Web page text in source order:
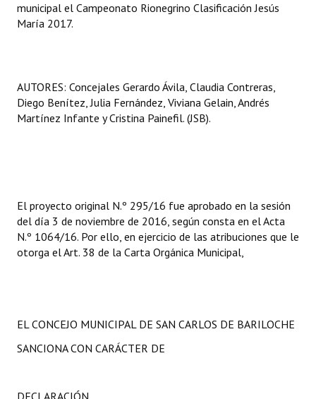
municipal el Campeonato Rionegrino Clasificación Jesús
María 2017.
AUTORES: Concejales Gerardo Ávila, Claudia Contreras,
Diego Benítez, Julia Fernández, Viviana Gelain, Andrés
Martínez Infante y Cristina Painefil. (JSB).
El proyecto original N.º 295/16 fue aprobado en la sesión
del día 3 de noviembre de 2016, según consta en el Acta
N.º 1064/16. Por ello, en ejercicio de las atribuciones que le
otorga el Art. 38 de la Carta Orgánica Municipal,
EL CONCEJO MUNICIPAL DE SAN CARLOS DE BARILOCHE
SANCIONA CON CARÁCTER DE
DECLARACIÓN